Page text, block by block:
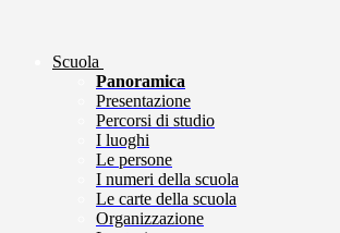
Scuola
Panoramica
Presentazione
Percorsi di studio
I luoghi
Le persone
I numeri della scuola
Le carte della scuola
Organizzazione